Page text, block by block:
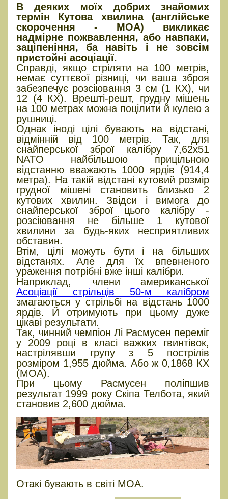
В деяких моїх добрих знайомих
термін Кутова хвилина (англійське
скорочення - МОА) викликає
надмірне пожвавлення, або навпаки,
заціпеніння, ба навіть і не зовсім
пристойні асоціації.
Справді, якщо стріляти на 100 метрів,
немає суттєвої різниці, чи ваша зброя
забезпечує розсіювання 3 см (1 КХ), чи
12 (4 КХ). Врешті-решт, грудну мішень
на 100 метрах можна поцілити й кулею з
рушниці.
Однак іноді цілі бувають на відстані,
відмінній від 100 метрів. Так, для
снайперської зброї калібру 7,62х51
NATO найбільшою прицільною
відстанню вважають 1000 ярдів (914,4
метра). На такій відстані кутовий розмір
грудної мішені становить близько 2
кутових хвилин. Звідси і вимога до
снайперської зброї цього калібру -
розсіювання не більше 1 кутової
хвилини за будь-яких несприятливих
обставин.
Втім, цілі можуть бути і на більших
відстанях. Але для їх впевненого
ураження потрібні вже інші калібри.
Наприклад, члени американської
Асоціації стрільців 50-м калібром
змагаються у стрільбі на відстань 1000
ярдів. Й отримують при цьому дуже
цікаві результати.
Так, чинний чемпіон Лі Расмусен переміг
у 2009 році в класі важких гвинтівок,
настрілявши групу з 5 пострілів
розміром 1,955 дюйма. Або ж 0,1868 КХ
(MOA).
При цьому Расмусен поліпшив
результат 1999 року Скіпа Телбота, який
становив 2,600 дюйма.
Отакі бувають в світі МОА.